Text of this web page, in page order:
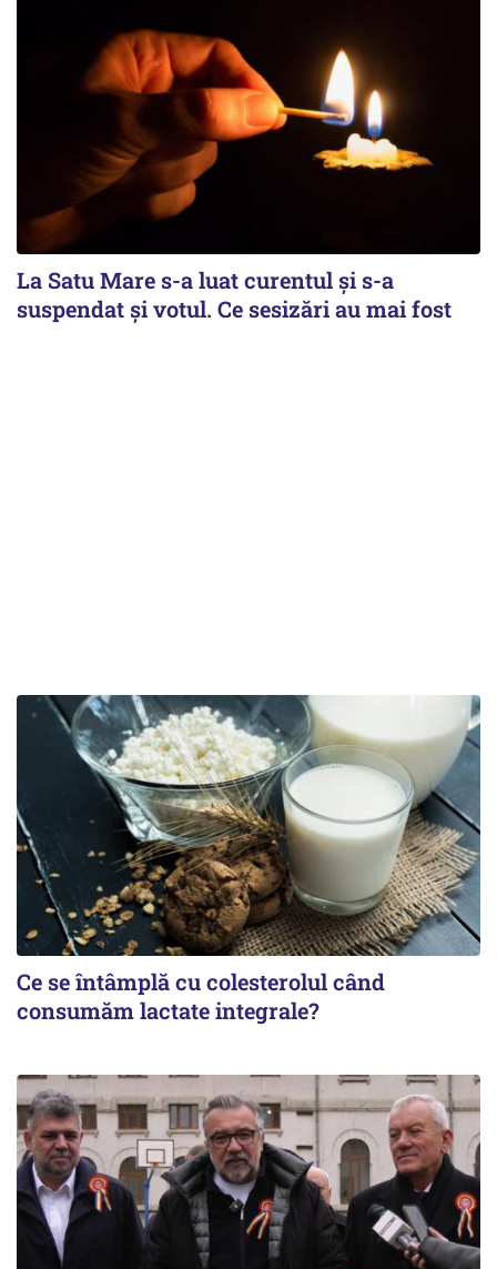
La Satu Mare s-a luat curentul și s-a
suspendat și votul. Ce sesizări au mai fost
Ce se întâmplă cu colesterolul când
consumăm lactate integrale?